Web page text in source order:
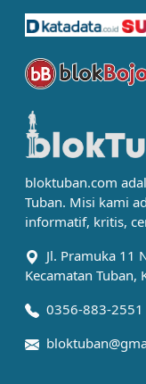
bloktuban.com
Tuban. Misi kami
informatif, kritis,
Jl. Pramuka 11
Kecamatan Tuban,
0356-883-2551